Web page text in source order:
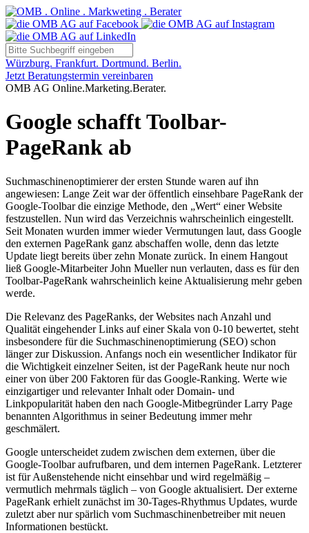
Würzburg. Frankfurt. Dortmund. Berlin.
Jetzt Beratungstermin vereinbaren
OMB AG Online.Marketing.Berater.
Google schafft Toolbar-
PageRank ab
Suchmaschinenoptimierer der ersten Stunde waren auf ihn
angewiesen: Lange Zeit war der öffentlich einsehbare PageRank der
Google-Toolbar die einzige Methode, den „Wert“ einer Website
festzustellen. Nun wird das Verzeichnis wahrscheinlich eingestellt.
Seit Monaten wurden immer wieder Vermutungen laut, dass Google
den externen PageRank ganz abschaffen wolle, denn das letzte
Update liegt bereits über zehn Monate zurück. In einem Hangout
ließ Google-Mitarbeiter John Mueller nun verlauten, dass es für den
Toolbar-PageRank wahrscheinlich keine Aktualisierung mehr geben
werde.
Die Relevanz des PageRanks, der Websites nach Anzahl und
Qualität eingehender Links auf einer Skala von 0-10 bewertet, steht
insbesondere für die Suchmaschinenoptimierung (SEO) schon
länger zur Diskussion. Anfangs noch ein wesentlicher Indikator für
die Wichtigkeit einzelner Seiten, ist der PageRank heute nur noch
einer von über 200 Faktoren für das Google-Ranking. Werte wie
einzigartiger und relevanter Inhalt oder Domain- und
Linkpopularität haben den nach Google-Mitbegründer Larry Page
benannten Algorithmus in seiner Bedeutung immer mehr
geschmälert.
Google unterscheidet zudem zwischen dem externen, über die
Google-Toolbar aufrufbaren, und dem internen PageRank. Letzterer
ist für Außenstehende nicht einsehbar und wird regelmäßig –
vermutlich mehrmals täglich – von Google aktualisiert. Der externe
PageRank erhielt zunächst im 30-Tages-Rhythmus Updates, wurde
zuletzt aber nur spärlich vom Suchmaschinenbetreiber mit neuen
Informationen bestückt.